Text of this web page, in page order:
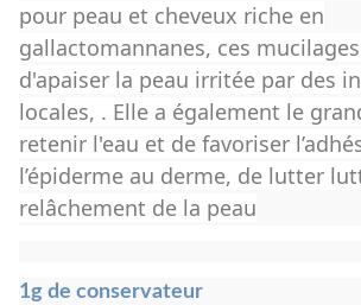
pour peau et cheveux riche en
gallactomannanes, ces
d'apaiser la peau irritée par des
locales, . Elle a également le
retenir l'eau et de favoriser
l’épiderme au derme, de lutter
relâchement de la peau
1g de conservateur